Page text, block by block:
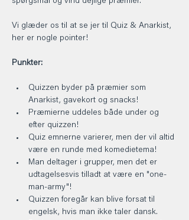
Vi glæder os til at se jer til Quiz & Anarkist,
her er nogle pointer!
Punkter:
Quizzen byder på præmier som
Anarkist, gavekort og snacks!
Præmierne uddeles både under og
efter quizzen!
Quiz emnerne varierer, men der vil altid
være en runde med komedietema!
Man deltager i grupper, men det er
udtagelsesvis tilladt at være en "one-
man-army"!
Quizzen foregår kan blive forsat til
engelsk, hvis man ikke taler dansk.